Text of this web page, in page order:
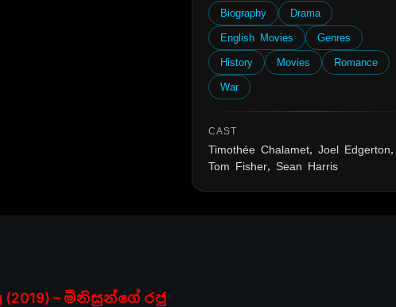
Biography
Drama
English Movies
Genres
History
Movies
Romance
War
CAST
Timothée Chalamet, Joel Edgerton,
Tom Fisher, Sean Harris
(2019) – මිනිසුන්ගේ රජු